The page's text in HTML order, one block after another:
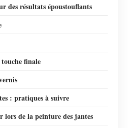
des résultats époustouflants
finale
: pratiques à suivre
lors de la peinture des jantes